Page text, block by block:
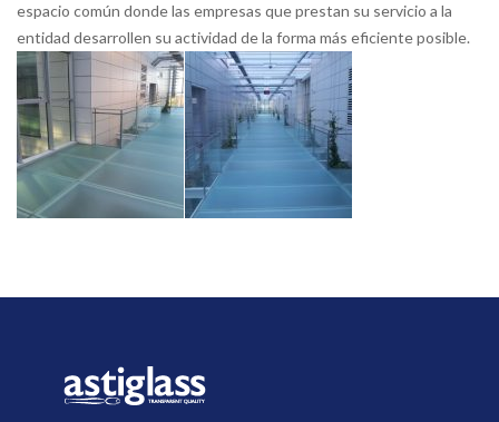
espacio común donde las empresas que prestan su servicio a la
entidad desarrollen su actividad de la forma más eficiente posible.